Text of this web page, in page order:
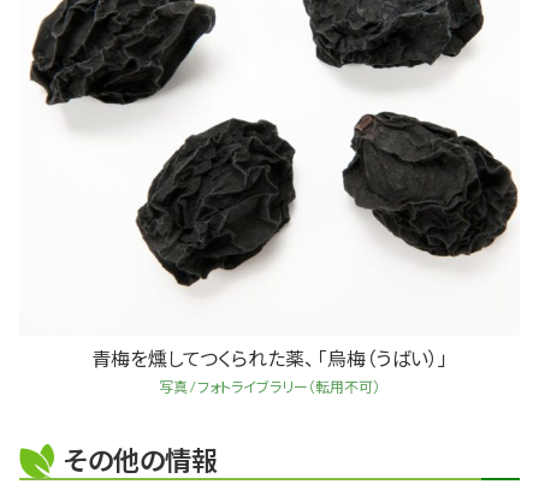
青梅を燻してつくられた薬、 「烏梅（うばい）」
写真 / フォトライブラリー（転用不可）
その他の情報